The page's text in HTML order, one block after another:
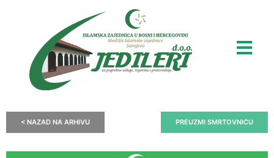
< NAZAD NA ARHIVU PREUZMI SMRTOVNICU